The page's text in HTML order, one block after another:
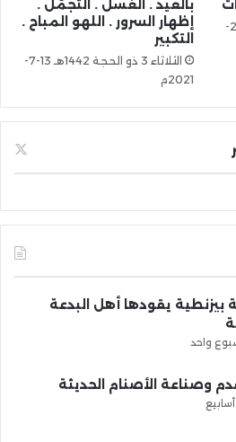
الأربعاء 1 ذو الحجة 1438هـ 23-
بالعيد . الغسل . التجمّل .
إظهار السرور . اللهو المباح .
التكبير
الثلاثاء 3 ذو الحجة 1442هـ 13-7-
2021م
بيزنطية يقودها أهل البدعة
واحد
وصناعة الأصنام الحديثة